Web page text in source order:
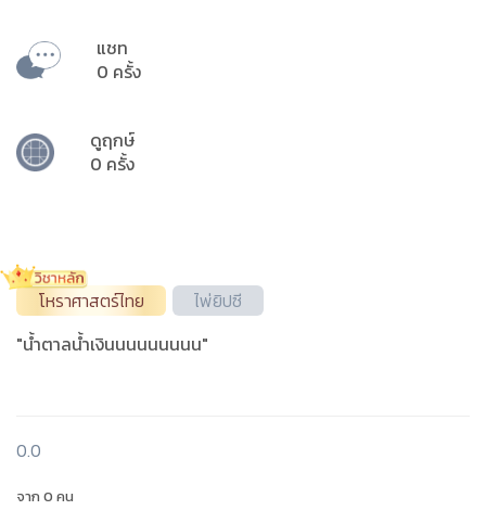
แชท
0 ครั้ง
ดูฤกษ์
0 ครั้ง
โหราศาสตร์ไทย
ไพ่ยิปซี
"น้ำตาลน้ำเงินนนนนนนนน"
0.0
จาก 0 คน